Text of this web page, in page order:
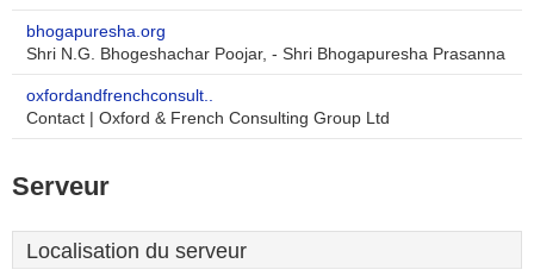
bhogapuresha.org
Shri N.G. Bhogeshachar Poojar, - Shri Bhogapuresha Prasanna
oxfordandfrenchconsult..
Contact | Oxford & French Consulting Group Ltd
Serveur
Localisation du serveur